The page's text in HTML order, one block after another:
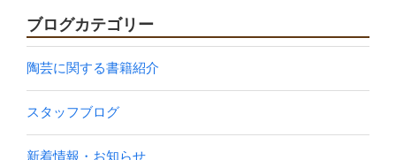
ブログカテゴリー
陶芸に関する書籍紹介
スタッフブログ
新着情報・お知らせ